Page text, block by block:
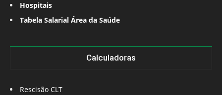
Hospitais
Tabela Salarial Área da Saúde
Calculadoras
Rescisão CLT